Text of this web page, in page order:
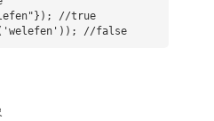
//true
//false